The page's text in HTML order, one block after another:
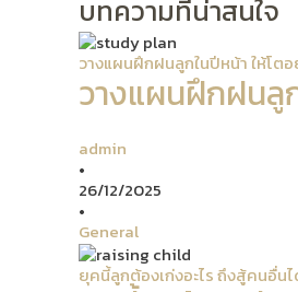
บทความที่น่าสนใจ
วางแผนฝึกฝนลูกในปีหน้า ให้โ
วางแผนฝึกฝนลู
admin
•
26/12/2025
•
General
ยุคนี้ลูกต้องเก่งอะไร ถึงสู้คนอื่น